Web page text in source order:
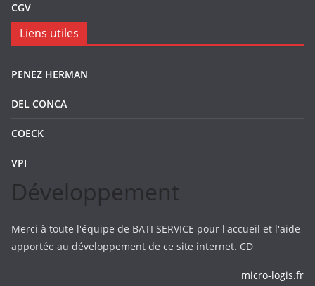
CGV
Liens utiles
PENEZ HERMAN
DEL CONCA
COECK
VPI
Développement
Merci à toute l'équipe de BATI SERVICE pour l'accueil et l'aide
apportée au développement de ce site internet. CD
micro-logis.fr